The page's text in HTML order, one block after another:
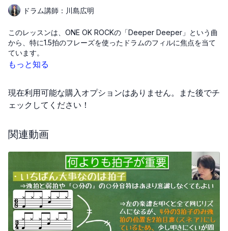
ドラム講師：川島広明
このレッスンは、ONE OK ROCKの「Deeper Deeper」という曲
から、特に1.5拍のフレーズを使ったドラムのフィルに焦点を当て
ています。
と、タイミングを掴むのが少し難しいです。
しっかりと把握するためのものです。
その後、1小節目から2小節目の頭までを繋げてみます。慣れてき
たらこれらを全てつなげて練習することで、フレーズの全体像が
掴めるようになります。
慣れてきたら、徐々にテンポを上げていきましょう。実際の曲の
テンポはBPMがかなり早いので、ハイハットのオープンとクロー
ズは、より速度とコントロールを得るために、ヒールアップの技
術を使って行うことをお勧めします。このように段階を踏んで練
もっと知る
現在利用可能な購入オプションはありません。また後でチ
ェックしてください！
関連動画